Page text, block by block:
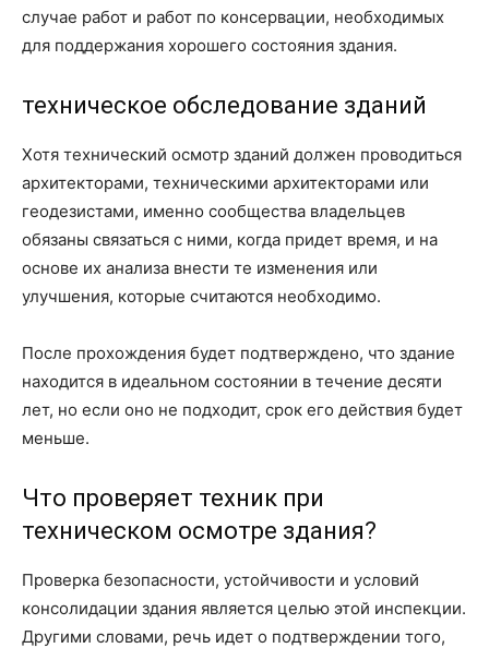
случае работ и работ по консервации, необходимых
для поддержания хорошего состояния здания.
техническое обследование зданий
Хотя технический осмотр зданий должен проводиться
архитекторами, техническими архитекторами или
геодезистами, именно сообщества владельцев
обязаны связаться с ними, когда придет время, и на
основе их анализа внести те изменения или
улучшения, которые считаются необходимо.
После прохождения будет подтверждено, что здание
находится в идеальном состоянии в течение десяти
лет, но если оно не подходит, срок его действия будет
меньше.
Что проверяет техник при
техническом осмотре здания?
Проверка безопасности, устойчивости и условий
консолидации здания является целью этой инспекции.
Другими словами, речь идет о подтверждении того,